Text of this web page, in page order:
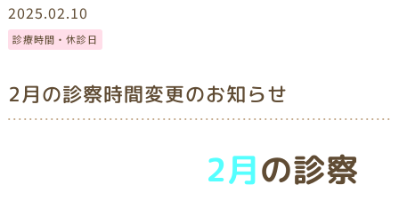
2025.02.10
診療時間・休診日
2月の診察時間変更のお知らせ
2月の診察